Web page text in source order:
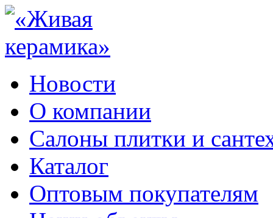
Новости
О компании
Салоны плитки и
Каталог
Оптовым покупателям